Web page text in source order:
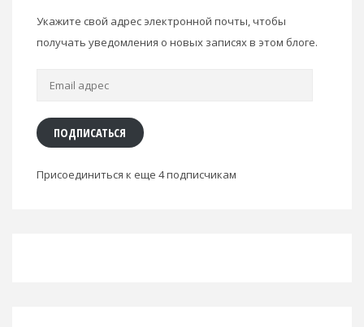
Укажите свой адрес электронной почты, чтобы
получать уведомления о новых записях в этом блоге.
Email
ПОДПИСАТЬСЯ
Присоединиться к еще 4 подписчикам